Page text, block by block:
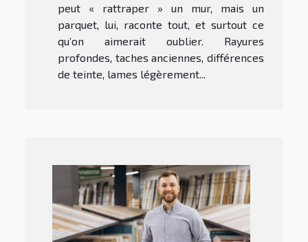
peut « rattraper » un mur, mais un
parquet, lui, raconte tout, et surtout ce
qu’on aimerait oublier. Rayures
profondes, taches anciennes, différences
de teinte, lames légèrement...